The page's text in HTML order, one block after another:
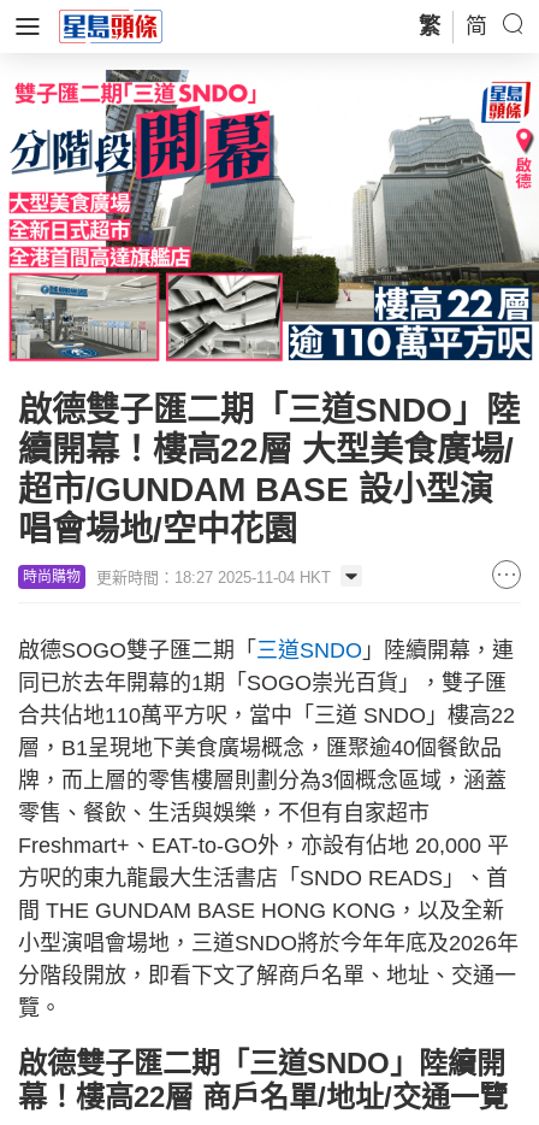
繁 简
啟德雙子匯二期「三道SNDO」陸
續開幕！樓高22層 大型美食廣場/
超市/GUNDAM BASE 設小型演
唱會場地/空中花園
時尚購物 更新時間：18:27 2025-11-04 HKT
啟德SOGO雙子匯二期「 三道SNDO 」陸續開幕，連
同已於去年開幕的1期「SOGO崇光百貨」，雙子匯
合共佔地110萬平方呎，當中「三道 SNDO」樓高22
層，B1呈現地下美食廣場概念，匯聚逾40個餐飲品
牌，而上層的零售樓層則劃分為3個概念區域，涵蓋
零售、餐飲、生活與娛樂，不但有自家超市
Freshmart+、EAT-to-GO外，亦設有佔地 20,000 平
方呎的東九龍最大生活書店「SNDO READS」、首
間 THE GUNDAM BASE HONG KONG，以及全新
小型演唱會場地，三道SNDO將於今年年底及2026年
分階段開放，即看下文了解商戶名單、地址、交通一
覽。
啟德雙子匯二期「三道SNDO」陸續開
幕！樓高22層 商戶名單/地址/交通一覽